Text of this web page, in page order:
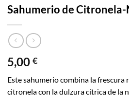
Sahumerio de
5,00 €
Este sahumerio combina la frescura
citronela con la dulzura cítrica de la